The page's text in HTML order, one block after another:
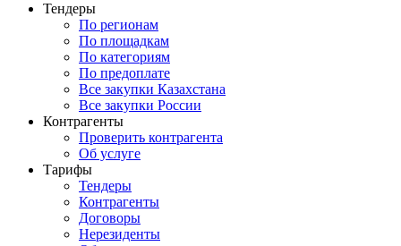
Тендеры
По регионам
По площадкам
По категориям
По предоплате
Все закупки Казахстана
Все закупки России
Контрагенты
Проверить контрагента
Об услуге
Тарифы
Тендеры
Контрагенты
Договоры
Нерезиденты